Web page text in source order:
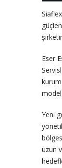
Eser
Yeni
uzun